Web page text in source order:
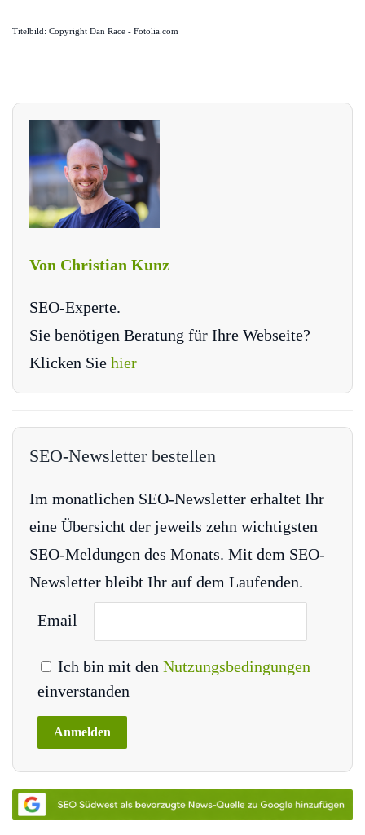
Titelbild: Copyright Dan Race - Fotolia.com
Von Christian Kunz
SEO-Experte.
Sie benötigen Beratung für Ihre Webseite?
Klicken Sie hier
SEO-Newsletter bestellen
Im monatlichen SEO-Newsletter erhaltet Ihr
eine Übersicht der jeweils zehn wichtigsten
SEO-Meldungen des Monats. Mit dem SEO-
Newsletter bleibt Ihr auf dem Laufenden.
Email
Ich bin mit den Nutzungsbedingungen
einverstanden